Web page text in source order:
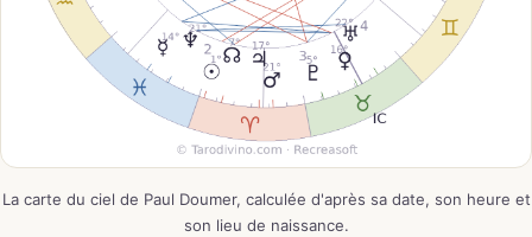
La carte du ciel de Paul Doumer, calculée d'après sa date, son heure et
son lieu de naissance.